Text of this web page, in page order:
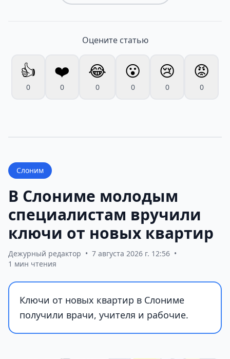
Оцените статью
👍
0
❤️
0
😂
0
😮
0
😢
0
😡
0
Слоним
В Слониме молодым
специалистам вручили
ключи от новых квартир
Дежурный редактор • 7 августа 2026 г. 12:56 •
1 мин чтения
Ключи от новых квартир в Слониме
получили врачи, учителя и рабочие.